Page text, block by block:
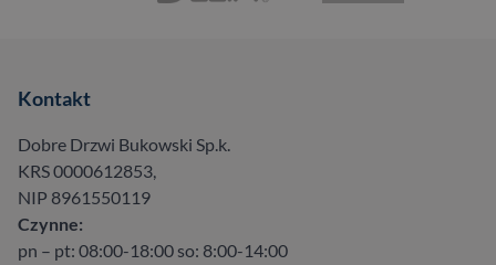
Kontakt
Dobre Drzwi Bukowski Sp.k.
KRS 0000612853,
NIP 8961550119
Czynne:
pn – pt: 08:00-18:00 so: 8:00-14:00